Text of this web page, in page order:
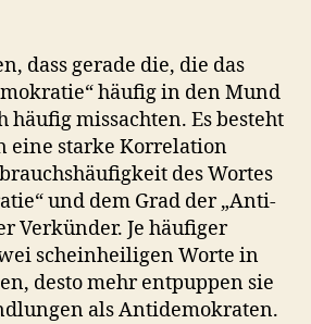
dass gerade die, die das
häufig in den Mund
häufig missachten. Es besteht
eine starke Korrelation
des Wortes
und dem Grad der „Anti-
Verkünder. Je häufiger
scheinheiligen Worte in
desto mehr entpuppen sie
als Antidemokraten.